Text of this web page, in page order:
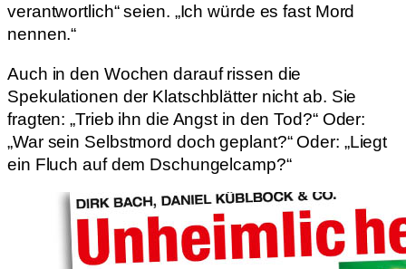
verantwortlich“ seien. „Ich würde es fast Mord
nennen.“
Auch in den Wochen darauf rissen die
Spekulationen der Klatschblätter nicht ab. Sie
fragten: „Trieb ihn die Angst in den Tod?“ Oder:
„War sein Selbstmord doch geplant?“ Oder: „Liegt
ein Fluch auf dem Dschungelcamp?“